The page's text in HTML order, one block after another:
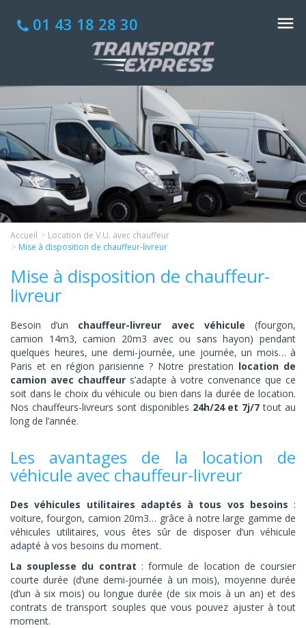
01 43 18 28 30
Accueil
Location de V.U. avec chauffeur
Mise à disposition de chauffeur-livreur
Mise à disposition de chauffeur-
livreur
Besoin d’un chauffeur-livreur avec véhicule(fourgon,
camion 14m3, camion 20m3 avec ou sans hayon) pendant
quelques heures, une demi-journée, une journée, un mois… à
Paris et en région parisienne ? Notre prestation location de
camion avec chauffeur s’adapte à votre convenance que ce
soit dans le choix du véhicule ou bien dans la durée de location.
Nos chauffeurs-livreurs sont disponibles 24h/24 et 7j/7 tout au
long de l’année.
Les avantages de la location de
véhicule avec chauffeur-livreur
Des véhicules utilitaires adaptés à tous vos besoins :
voiture, fourgon, camion 20m3… grâce à notre large gamme de
véhicules utilitaires, vous êtes sûr de disposer d’un véhicule
adapté à vos besoins du moment.
La souplesse du contrat : formule de location de coursier
courte durée (d’une demi-journée à un mois), moyenne durée
(d’un à six mois) ou longue durée (de six mois à un an) et des
contrats de transport souples que vous pouvez ajuster à tout
moment.